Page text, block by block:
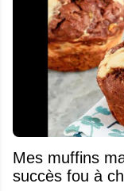
Mes muffins
succès fou à